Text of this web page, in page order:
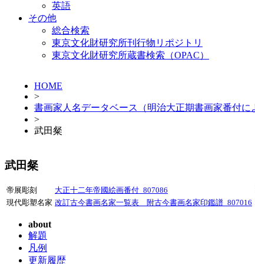
英語
その他
総合検索
東京文化財研究所刊行物リポジトリ
東京文化財研究所蔵書検索（OPAC）
HOME
>
書画家人名データベース（明治大正期書画家番付に
>
武田粲
武田粲
帝展彫刻 大正十二年帝國絵画番付_807086
現代彫塑名家 改訂古今書画名家一覧表 附古今書画名家印鑑譜_807016
about
解題
凡例
更新履歴